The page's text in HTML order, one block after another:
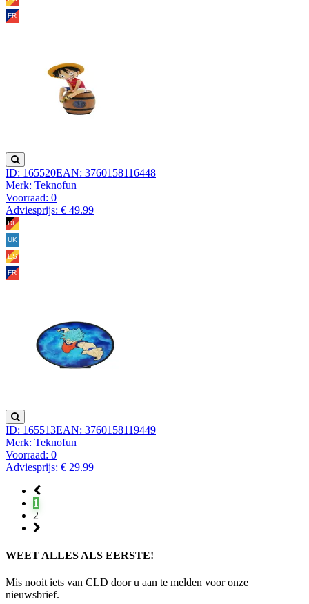
ID: 165520EAN: 3760158116448
Merk: Teknofun
Voorraad: 0
Adviesprijs: € 49.99
ID: 165513EAN: 3760158119449
Merk: Teknofun
Voorraad: 0
Adviesprijs: € 29.99
1
2
WEET ALLES ALS EERSTE!
Mis nooit iets van CLD door u aan te melden voor onze
nieuwsbrief.